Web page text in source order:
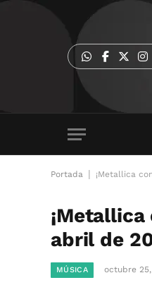
Portada ¡Metallica
abril de
MÚSICA octubre 25,